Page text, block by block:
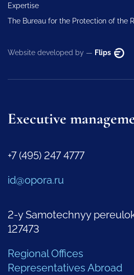
Expertise
The Bureau for the Protection of the
Website developed by — Flips
Executive
+7 (495) 247 4777
id@opora.ru
2-y Samotechnyy
127473
Regional Offices
Representatives Abroad